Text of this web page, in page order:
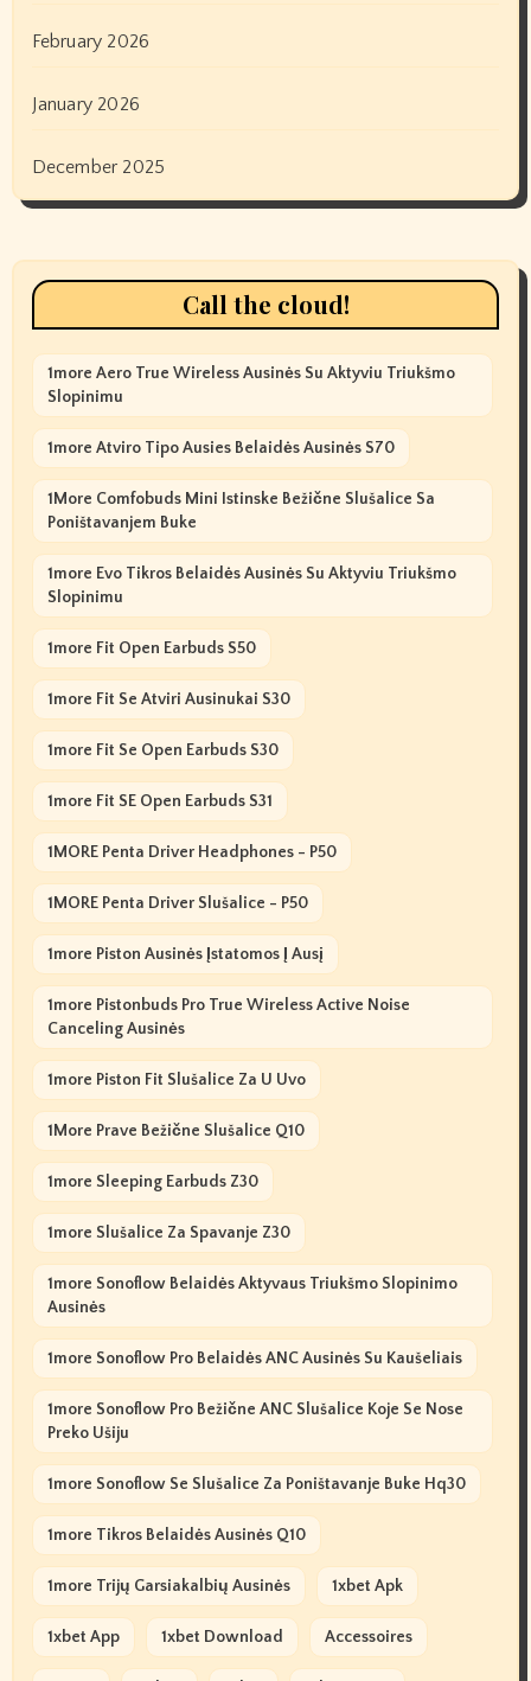
February 2026
January 2026
December 2025
Call the cloud!
1more Aero True Wireless Ausinės Su Aktyviu Triukšmo
Slopinimu
1more Atviro Tipo Ausies Belaidės Ausinės S70
1More Comfobuds Mini Istinske Bežične Slušalice Sa
Poništavanjem Buke
1more Evo Tikros Belaidės Ausinės Su Aktyviu Triukšmo
Slopinimu
1more Fit Open Earbuds S50
1more Fit Se Atviri Ausinukai S30
1more Fit Se Open Earbuds S30
1more Fit SE Open Earbuds S31
1MORE Penta Driver Headphones - P50
1MORE Penta Driver Slušalice - P50
1more Piston Ausinės Įstatomos Į Ausį
1more Pistonbuds Pro True Wireless Active Noise
Canceling Ausinės
1more Piston Fit Slušalice Za U Uvo
1More Prave Bežične Slušalice Q10
1more Sleeping Earbuds Z30
1more Slušalice Za Spavanje Z30
1more Sonoflow Belaidės Aktyvaus Triukšmo Slopinimo
Ausinės
1more Sonoflow Pro Belaidės ANC Ausinės Su Kaušeliais
1more Sonoflow Pro Bežične ANC Slušalice Koje Se Nose
Preko Ušiju
1more Sonoflow Se Slušalice Za Poništavanje Buke Hq30
1more Tikros Belaidės Ausinės Q10
1more Trijų Garsiakalbių Ausinės 1xbet Apk
1xbet App 1xbet Download Accessoires